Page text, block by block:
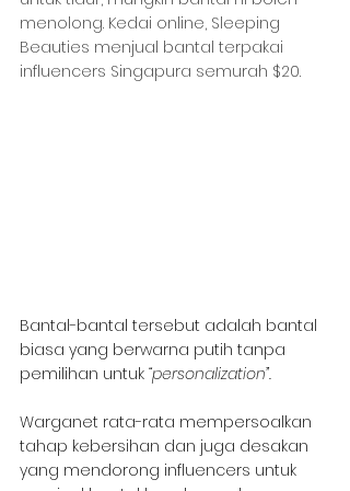
menolong. Kedai online, Sleeping
Beauties menjual bantal terpakai
influencers Singapura semurah $20.
Bantal-bantal tersebut adalah bantal
biasa yang berwarna putih tanpa
pemilihan untuk “personalization”.
Warganet rata-rata mempersoalkan
tahap kebersihan dan juga desakan
yang mendorong influencers untuk